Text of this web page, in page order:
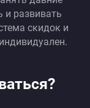
и развивать
скидок и